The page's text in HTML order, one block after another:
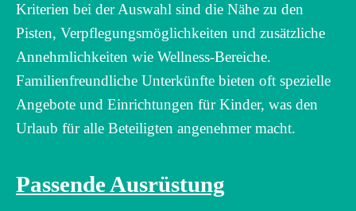
Kriterien bei der Auswahl sind die Nähe zu den
Pisten, Verpflegungsmöglichkeiten und zusätzliche
Annehmlichkeiten wie Wellness-Bereiche.
Familienfreundliche Unterkünfte bieten oft spezielle
Angebote und Einrichtungen für Kinder, was den
Urlaub für alle Beteiligten angenehmer macht.
Passende Ausrüstung